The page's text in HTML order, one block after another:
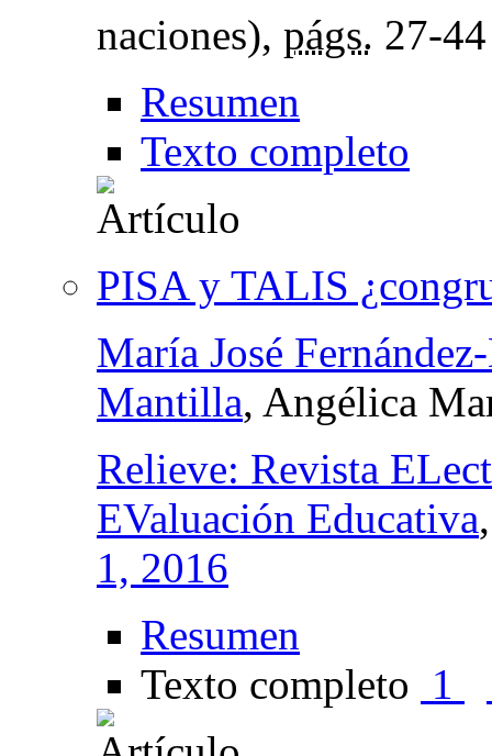
naciones), págs. 27-44
Resumen
Texto completo
PISA y TALIS
María José
Mantilla, Angélica
Relieve: Revista
EValuación Educativa
1, 2016
Resumen
Texto completo 1